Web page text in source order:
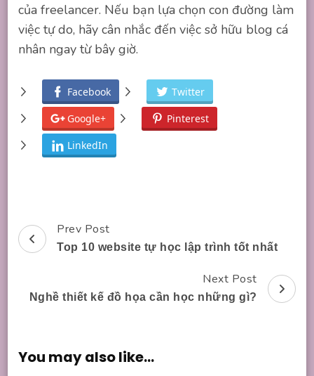
của freelancer. Nếu bạn lựa chọn con đường làm
việc tự do, hãy cân nhắc đến việc sở hữu blog cá
nhân ngay từ bây giờ.
Facebook Twitter
Google+ Pinterest
LinkedIn
Post
Prev Post
Top 10 website tự học lập trình tốt nhất
Next Post
Nghề thiết kế đồ họa cần học những gì?
You may also like...